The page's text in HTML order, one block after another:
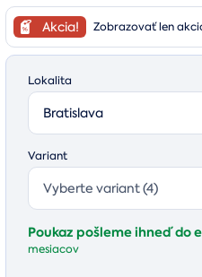
Akcia! Zobrazovať len
Lokalita
Bratislava
Variant
Vyberte variant (4)
Poukaz pošleme ihneď do
mesiacov